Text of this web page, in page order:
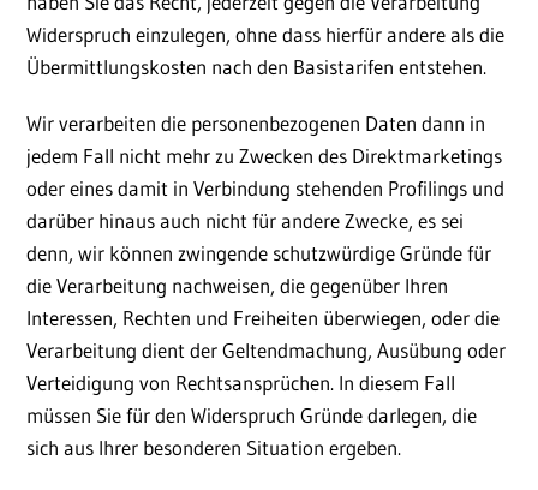
Widerspruch einzulegen, ohne dass hierfür andere als die
Übermittlungskosten nach den Basistarifen entstehen.
Wir verarbeiten die personenbezogenen Daten dann in
jedem Fall nicht mehr zu Zwecken des Direktmarketings
oder eines damit in Verbindung stehenden Profilings und
darüber hinaus auch nicht für andere Zwecke, es sei
denn, wir können zwingende schutzwürdige Gründe für
die Verarbeitung nachweisen, die gegenüber Ihren
Interessen, Rechten und Freiheiten überwiegen, oder die
Verarbeitung dient der Geltendmachung, Ausübung oder
Verteidigung von Rechtsansprüchen. In diesem Fall
müssen Sie für den Widerspruch Gründe darlegen, die
sich aus Ihrer besonderen Situation ergeben.